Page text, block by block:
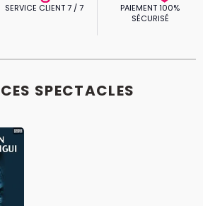
SERVICE CLIENT 7 / 7
PAIEMENT 100%
SÉCURISÉ
SPECTACLES